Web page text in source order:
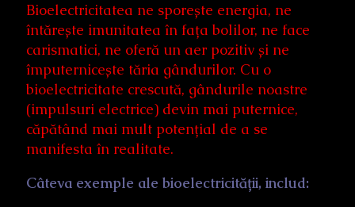
Bioelectricitatea ne sporește energia, ne
întărește imunitatea în fața bolilor, ne face
carismatici, ne oferă un aer pozitiv și ne
împuternicește tăria gândurilor. Cu o
bioelectricitate crescută, gândurile noastre
(impulsuri electrice) devin mai puternice,
căpătând mai mult potențial de a se
manifesta în realitate.
Câteva exemple ale bioelectricității, includ: